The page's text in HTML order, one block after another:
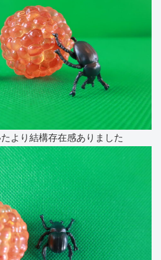
より結構存在感ありました